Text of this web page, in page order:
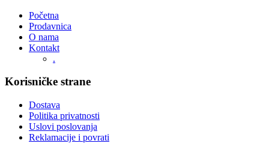
Početna
Prodavnica
O nama
Kontakt
.
Korisničke strane
Dostava
Politika privatnosti
Uslovi poslovanja
Reklamacije i povrati